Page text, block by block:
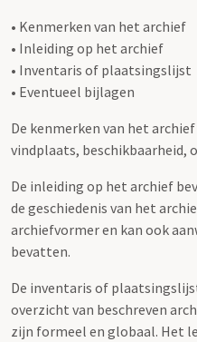
• Kenmerken van het archief
• Inleiding op het archief
• Inventaris of plaatsingslijst
• Eventueel bijlagen
De kenmerken van het
vindplaats, beschikbaarheid,
De inleiding op het archief
de geschiedenis van het
archiefvormer en kan ook
bevatten.
De inventaris of
overzicht van beschreven
zijn formeel en globaal. Het